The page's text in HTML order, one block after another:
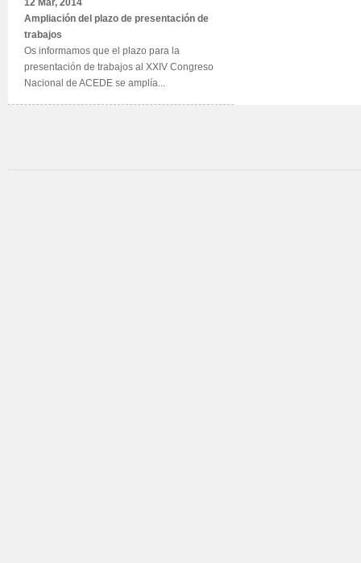
12 Mar, 2014
Ampliación del plazo de presentación de
trabajos
Os informamos que el plazo para la
presentación de trabajos al XXIV Congreso
Nacional de ACEDE se amplía...